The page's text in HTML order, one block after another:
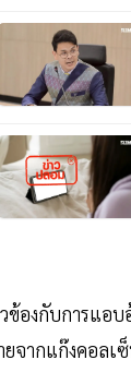
องกับการแอบ
จากแก๊งคอล